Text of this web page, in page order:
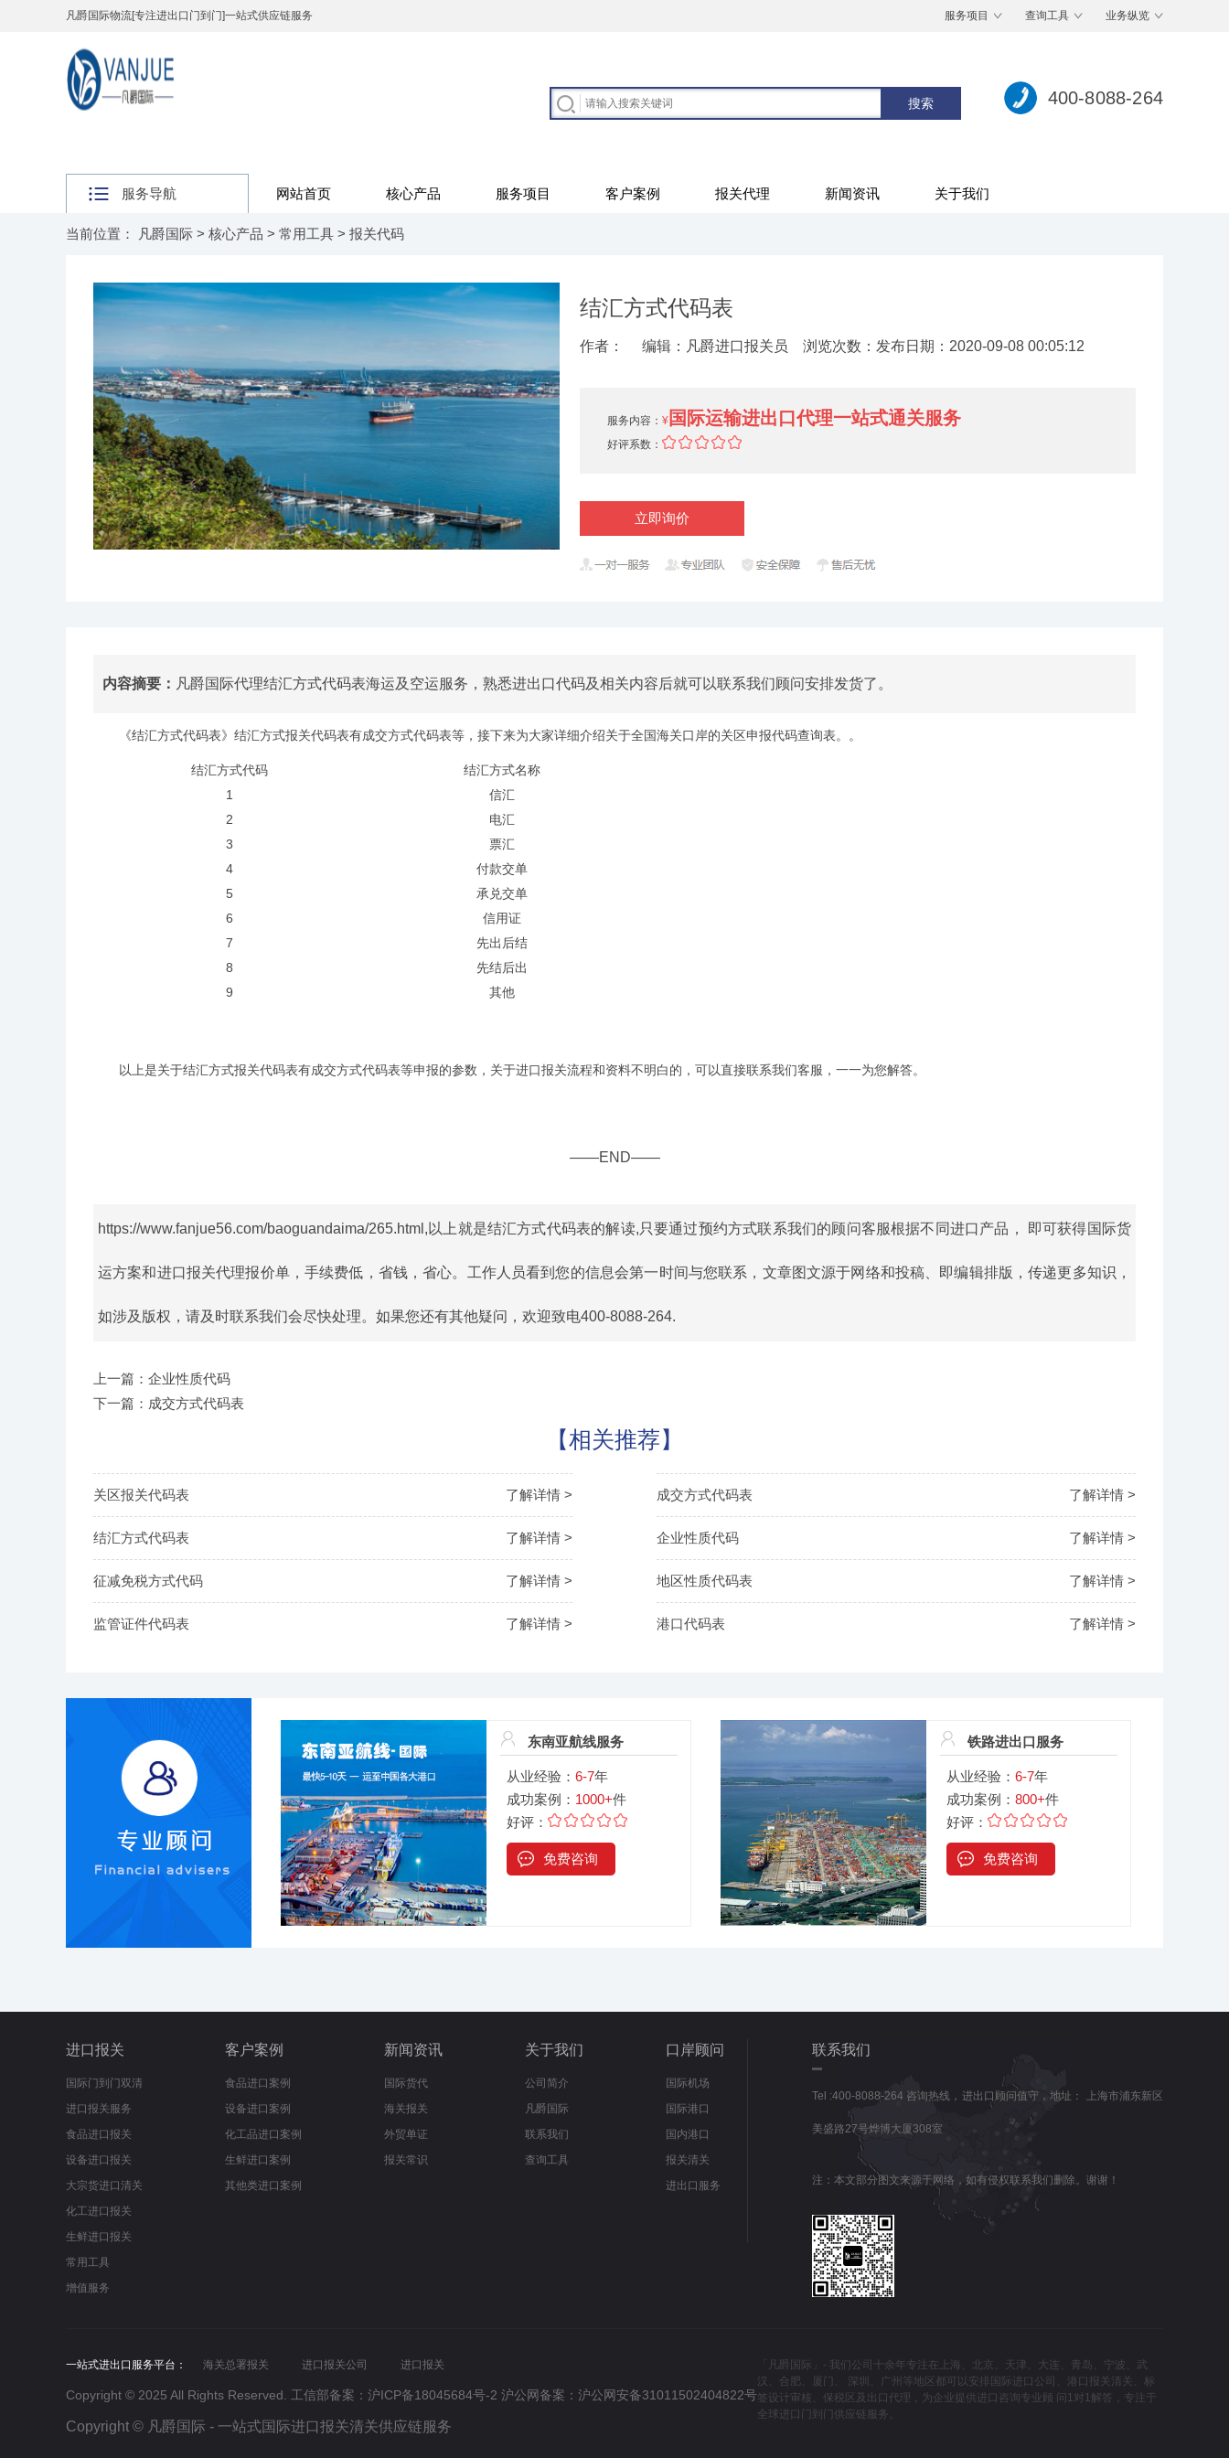
凡爵国际物流[专注进出口门到门]一站式供应链服务 服务项目 查询工具 业务纵览
400-8088-264
服务导航 网站首页 核心产品 服务项目 客户案例 报关代理 新闻资讯 关于我们
当前位置： 凡爵国际 > 核心产品 > 常用工具 > 报关代码
结汇方式代码表
作者： 编辑：凡爵进口报关员 浏览次数： 发布日期：2020-09-08 00:05:12
服务内容： ¥ 国际运输进出口代理一站式通关服务
好评系数：
立即询价
内容摘要： 凡爵国际代理结汇方式代码表海运及空运服务，熟悉进出口代码及相关内容后就可以联系我们顾问安排发货了。
《结汇方式代码表》结汇方式报关代码表有成交方式代码表等，接下来为大家详细介绍关于全国海关口岸的关区申报代码查询表。。
结汇方式代码
结汇方式名称
1
信汇
2
电汇
3
票汇
4
付款交单
5
承兑交单
6
信用证
7
先出后结
8
先结后出
9
其他
以上是关于结汇方式报关代码表有成交方式代码表等申报的参数，关于进口报关流程和资料不明白的，可以直接联系我们客服，一一为您解答。
——END——
https://www.fanjue56.com/baoguandaima/265.html ,以上就是结汇方式代码表的解读,只要通过预约方式联系我们的顾问客服根据不同进口产品， 即可获得国际货
运方案和进口报关代理报价单，手续费低，省钱，省心。工作人员看到您的信息会第一时间与您联系，文章图文源于网络和投稿、即编辑排版，传递更多知识，
如涉及版权，请及时联系我们会尽快处理。如果您还有其他疑问，欢迎致电400-8088-264.
上一篇：企业性质代码
下一篇：成交方式代码表
【相关推荐】
了解详情 >
关区报关代码表 了解详情 >
成交方式代码表
了解详情 >
结汇方式代码表 了解详情 >
企业性质代码
了解详情 >
征减免税方式代码 了解详情 >
地区性质代码表
了解详情 >
监管证件代码表 了解详情 >
港口代码表
东南亚航线服务
从业经验： 6-7年
成功案例： 1000+件
好评：
免费咨询
铁路进出口服务
从业经验： 6-7年
成功案例： 800+件
好评：
免费咨询
进口报关
国际门到门双清
进口报关服务
食品进口报关
设备进口报关
大宗货进口清关
化工进口报关
生鲜进口报关
常用工具
增值服务
客户案例
食品进口案例
设备进口案例
化工品进口案例
生鲜进口案例
其他类进口案例
新闻资讯
国际货代
海关报关
外贸单证
报关常识
关于我们
公司简介
凡爵国际
联系我们
查询工具
口岸顾问
国际机场
国际港口
国内港口
报关清关
进出口服务
联系我们
Tel :400-8088-264 咨询热线，进出口顾问值守，地址： 上海市浦东新区
美盛路27号烨博大厦308室
注：本文部分图文来源于网络，如有侵权联系我们删除。谢谢！
一站式进出口服务平台： 海关总署报关 进口报关公司 进口报关
Copyright © 2025 All Rights Reserved. 工信部备案： 沪ICP备18045684号-2 沪公网备案： 沪公网安备31011502404822号
Copyright © 凡爵国际 - 一站式国际进口报关清关供应链服务
「凡爵国际」- 我们公司十余年专注在上海、北京、天津、大连、青岛、宁波、武
汉、合肥、厦门、 深圳、广州等地区都可以安排国际进口公司、港口报关清关、标
签设计审核、保税区及出口代理，为企业提供进口咨询专业顾 问1对1解答，专注于
全球进口门到门供应链服务。